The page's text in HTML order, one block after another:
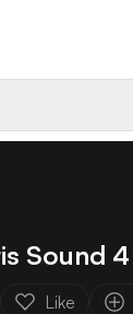
Sound 4
Like